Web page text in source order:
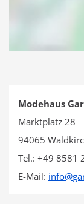
Modehaus
Marktplatz 28
94065
Tel.: +49 8581
E-Mail: info@